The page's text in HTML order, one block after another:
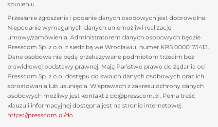
szkoleniu.
Przesłanie zgłoszenia i podanie danych osobowych jest dobrowolne.
Niepodanie wymaganych danych uniemożliwi realizację
umowy/zamówienia. Administratorem danych osobowych będzie
Presscom Sp. z o.o. z siedzibą we Wrocławiu, numer KRS 0000173413.
Dane osobowe nie będą przekazywane podmiotom trzecim bez
prawidłowej podstawy prawnej. Mają Państwo prawo do żądania od
Presscom Sp. z o.o. dostępu do swoich danych osobowych oraz ich
sprostowania lub usunięcia. W sprawach z zakresu ochrony danych
osobowych możliwy jest kontakt z do@presscom.pl. Pełna treść
klauzuli informacyjnej dostępna jest na stronie internetowej:
https://presscom.pl/do.